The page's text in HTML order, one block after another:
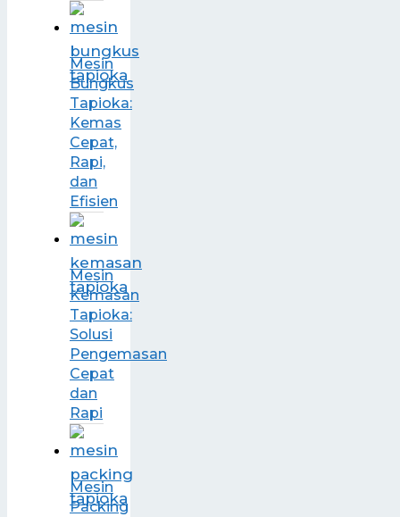
Mesin
Bungkus
Tapioka:
Kemas
Cepat,
Rapi,
dan
Efisien
Mesin
Kemasan
Tapioka:
Solusi
Pengemasan
Cepat
dan
Rapi
Mesin
Packing